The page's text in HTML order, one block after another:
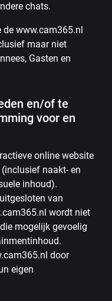
chats.
de www.cam365.nl
maar niet
Gasten en
en/of te
voor en
online website
naakt- en
inhoud).
van
wordt niet
mogelijk gevoelig
door
eigen